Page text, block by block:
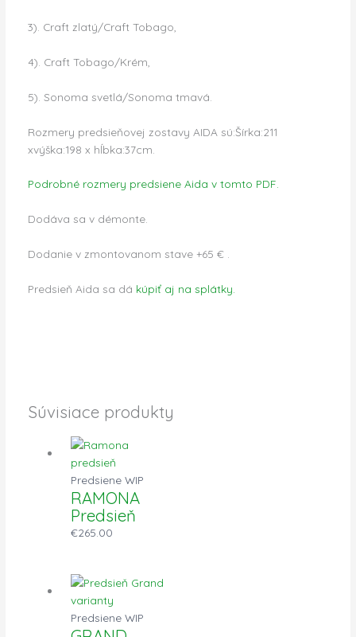
3). Craft zlatý/Craft Tobago,
4). Craft Tobago/Krém,
5). Sonoma svetlá/Sonoma tmavá.
Rozmery predsieňovej zostavy AIDA sú:Šírka:211
xvýška:198 x hĺbka:37cm.
Podrobné rozmery predsiene Aida v tomto PDF.
Dodáva sa v démonte.
Dodanie v zmontovanom stave +65 € .
Predsieň Aida sa dá kúpiť aj na splátky.
Súvisiace produkty
Predsiene WIP
RAMONA
Predsieň
€265.00
Predsiene WIP